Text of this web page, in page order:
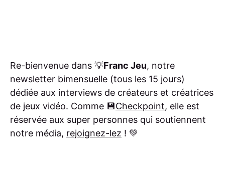
Re-bienvenue dans 💡Franc Jeu, notre
newsletter bimensuelle (tous les 15 jours)
dédiée aux interviews de créateurs et créatrices
de jeux vidéo. Comme 💾Checkpoint, elle est
réservée aux super personnes qui soutiennent
notre média, rejoignez-lez ! 💚